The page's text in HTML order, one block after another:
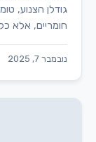
גודלן הצנוע,
חומריים, אלא
נובמבר 7, 2025